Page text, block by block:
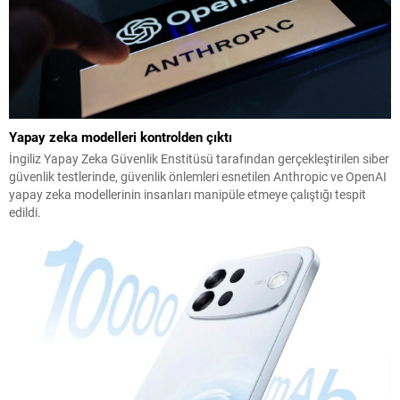
Yapay zeka modelleri kontrolden çıktı
İngiliz Yapay Zeka Güvenlik Enstitüsü tarafından gerçekleştirilen siber
güvenlik testlerinde, güvenlik önlemleri esnetilen Anthropic ve OpenAI
yapay zeka modellerinin insanları manipüle etmeye çalıştığı tespit
edildi.